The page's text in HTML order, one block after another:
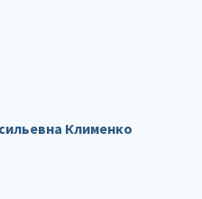
Клименко